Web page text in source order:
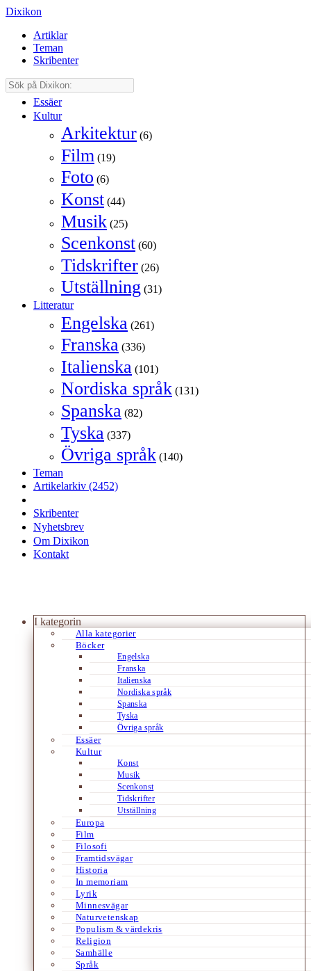
Dixikon
Artiklar
Teman
Skribenter
Essäer
Kultur
Arkitektur (6)
Film (19)
Foto (6)
Konst (44)
Musik (25)
Scenkonst (60)
Tidskrifter (26)
Utställning (31)
Litteratur
Engelska (261)
Franska (336)
Italienska (101)
Nordiska språk (131)
Spanska (82)
Tyska (337)
Övriga språk (140)
Teman
Artikelarkiv (2452)
Skribenter
Nyhetsbrev
Om Dixikon
Kontakt
I kategorin
Alla kategorier
Böcker
Engelska
Franska
Italienska
Nordiska språk
Spanska
Tyska
Övriga språk
Essäer
Kultur
Konst
Musik
Scenkonst
Tidskrifter
Utställning
Europa
Film
Filosofi
Framtidsvägar
Historia
In memoriam
Lyrik
Minnesvägar
Naturvetenskap
Populism & värdekris
Religion
Samhälle
Språk